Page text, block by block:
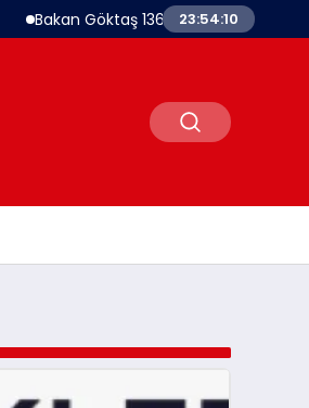
Bakan Göktaş 1367 Kadın Kooperatifine
23:54:11